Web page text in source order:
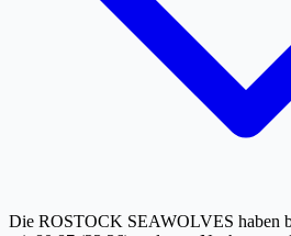
Die ROSTOCK SEAWOLVES haben